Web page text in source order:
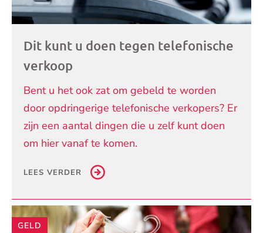
Dit kunt u doen tegen telefonische
verkoop
Bent u het ook zat om gebeld te worden
door opdringerige telefonische verkopers? Er
zijn een aantal dingen die u zelf kunt doen
om hier vanaf te komen.
LEES VERDER
GELD